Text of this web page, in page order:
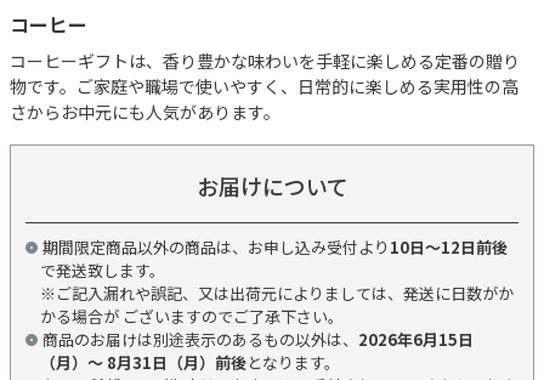
コーヒー
コーヒーギフトは、香り豊かな味わいを手軽に楽しめる定番の贈り
物です。ご家庭や職場で使いやすく、日常的に楽しめる実用性の高
さからお中元にも人気があります。
お届けについて
期間限定商品以外の商品は、お申し込み受付より 10日～12日前後
で発送致します。
※ご記入漏れや誤記、又は出荷元によりましては、発送に日数がか
かる場合が ございますのでご了承下さい。
商品のお届けは別途表示のあるもの以外は、 2026年6月15日
（月）～ 8月31日（月）前後となります。